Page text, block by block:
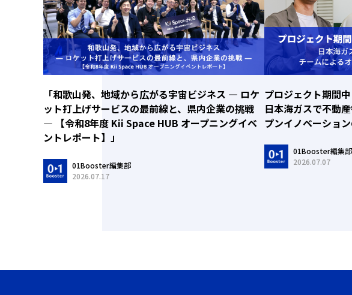
「和歌山発、地域から広がる宇宙ビジネス ― ロケ
ット打上げサービスの最前線と、県内企業の挑戦
― 【令和8年度 Kii Space HUB オープニングイベ
ントレポート】」
01Booster編集部
2026.07.17
プロジェクト期間
日本海ガスで不動
プンイノベーショ
01Booster編集部
2026.07.07